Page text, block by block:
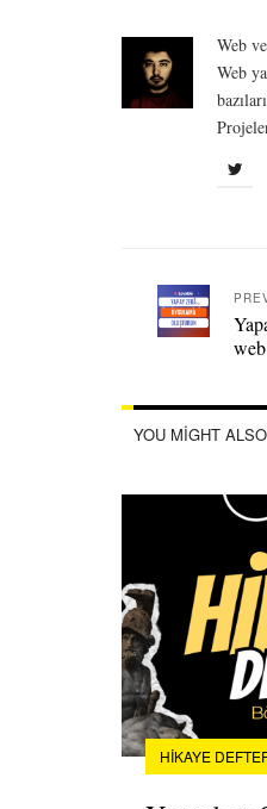
Web
Web
YOU MIGHT
HIKAYE